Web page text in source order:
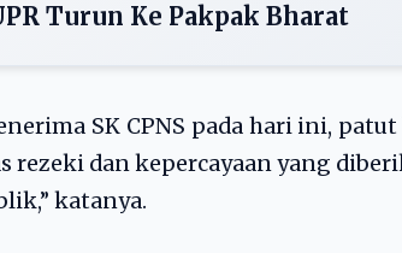
Turun Ke Pakpak Bharat
SK CPNS pada hari ini,
rezeki dan kepercayaan yang
katanya.